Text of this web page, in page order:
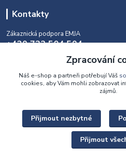
Kontakty
Zákaznická podpora EMJA
+420 732 504 504
(během naší aktuální otevírací doby)
info@emja.cz
Upravit sběr
Zpracování
Náš e-shop a partneři potřebují Váš
cookies, aby Vám mohli zobrazovat
zájmů.
Přijmout nezbytné
Přijmout